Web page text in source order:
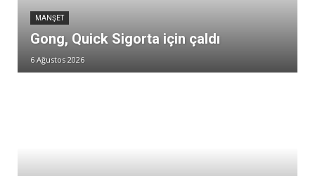
MANŞET
Gong, Quick Sigorta için çaldı
6 Ağustos 2026